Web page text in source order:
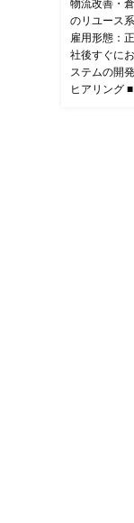
物流改善・
のリユース
雇用形態：
社後すぐに
ステムの開
ヒアリング ■